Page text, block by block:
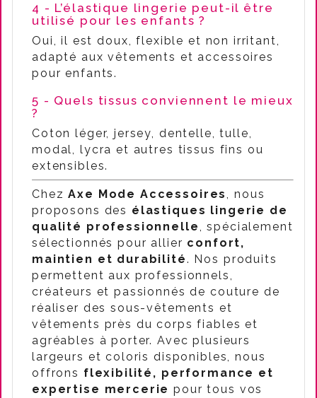
4 - L’élastique lingerie peut-il être
utilisé pour les enfants ?
Oui, il est doux, flexible et non irritant,
adapté aux vêtements et accessoires
pour enfants.
5 - Quels tissus conviennent le mieux
?
Coton léger, jersey, dentelle, tulle,
modal, lycra et autres tissus fins ou
extensibles.
ChezAxe Mode Accessoires, nous
proposons des élastiques lingerie de
qualité professionnelle, spécialement
sélectionnés pour allier confort,
maintien et durabilité. Nos produits
permettent aux professionnels,
créateurs et passionnés de couture de
réaliser des sous-vêtements et
vêtements près du corps fiables et
agréables à porter. Avec plusieurs
largeurs et coloris disponibles, nous
offrons flexibilité, performance et
expertise mercerie pour tous vos